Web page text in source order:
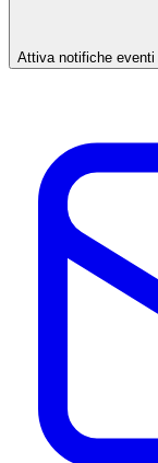
Attiva notifiche eventi